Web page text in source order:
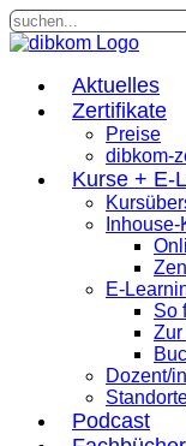
Aktuelles
Zertifikate
Preise
dibkom-
Kurse + E-
E-
So
Zur
Dozent/
Podcast